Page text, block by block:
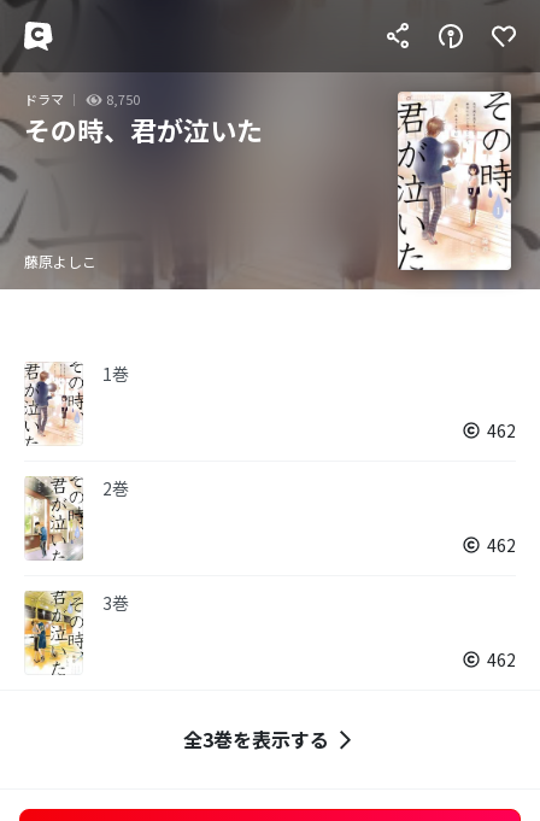
ドラマ 8,750
その時、君が泣いた
藤原よしこ
1巻
462
2巻
462
3巻
462
全3巻を表示する